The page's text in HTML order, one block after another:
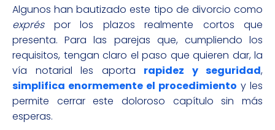
Algunos han bautizado este tipo de divorcio como
expréspor los plazos realmente cortos que
presenta. Para las parejas que, cumpliendo los
requisitos, tengan claro el paso que quieren dar, la
vía notarial les aporta rapidez y seguridad,
simplifica enormemente el procedimiento y les
permite cerrar este doloroso capítulo sin más
esperas.